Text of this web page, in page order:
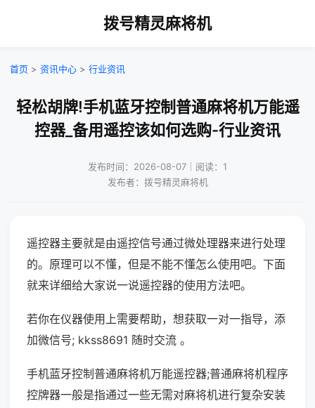
拨号精灵麻将机
首页 > 资讯中心 > 行业资讯
轻松胡牌!手机蓝牙控制普通麻将机万能遥
控器_备用遥控该如何选购-行业资讯
发布时间：2026-08-07｜阅读：1
发布者：拨号精灵麻将机
遥控器主要就是由遥控信号通过微处理器来进行处理
的。原理可以不懂，但是不能不懂怎么使用吧。下面
就来详细给大家说一说遥控器的使用方法吧。
若你在仪器使用上需要帮助，想获取一对一指导，添
加微信号; kkss8691 随时交流 。
手机蓝牙控制普通麻将机万能遥控器;普通麻将机程序
控牌器一般是指通过一些无需对麻将机进行复杂安装